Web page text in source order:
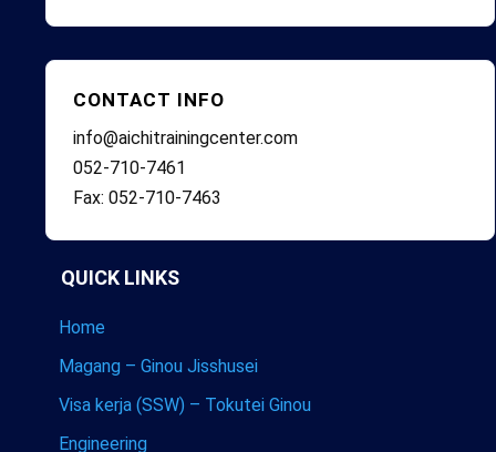
CONTACT INFO
info@aichitrainingcenter.com
052-710-7461
Fax: 052-710-7463
QUICK LINKS
Home
Magang – Ginou Jisshusei
Visa kerja (SSW) – Tokutei Ginou
Engineering